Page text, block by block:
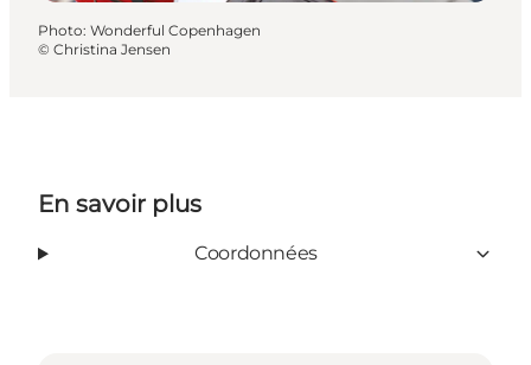
Photo: Wonderful Copenhagen
© Christina Jensen
En savoir plus
Coordonnées